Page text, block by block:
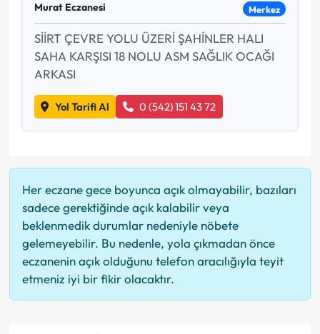
Murat Eczanesi Merkez
SİİRT ÇEVRE YOLU ÜZERİ ŞAHİNLER HALI
SAHA KARŞISI 18 NOLU ASM SAĞLIK OCAĞI
ARKASI
Yol Tarifi Al 0 (542) 151 43 72
Her eczane gece boyunca açık olmayabilir, bazıları
sadece gerektiğinde açık kalabilir veya
beklenmedik durumlar nedeniyle nöbete
gelemeyebilir. Bu nedenle, yola çıkmadan önce
eczanenin açık olduğunu telefon aracılığıyla teyit
etmeniz iyi bir fikir olacaktır.